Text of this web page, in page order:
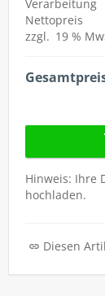
Verarbeitung
Nettopreis
zzgl. 19 %
Hinweis: Ihre
hochladen.
Diesen